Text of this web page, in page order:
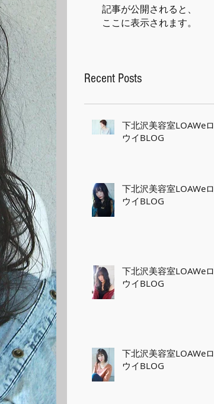
記事が公開されると、
ここに表示されます。
Recent Posts
下北沢美容室LOAWeロ
ウイBLOG
下北沢美容室LOAWeロ
ウイBLOG
下北沢美容室LOAWeロ
ウイBLOG
下北沢美容室LOAWeロ
ウイBLOG